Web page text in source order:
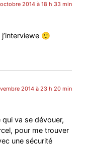
2014 à 18 h 33 min
🙂
2014 à 23 h 20 min
va se dévouer,
pour me trouver
une sécurité